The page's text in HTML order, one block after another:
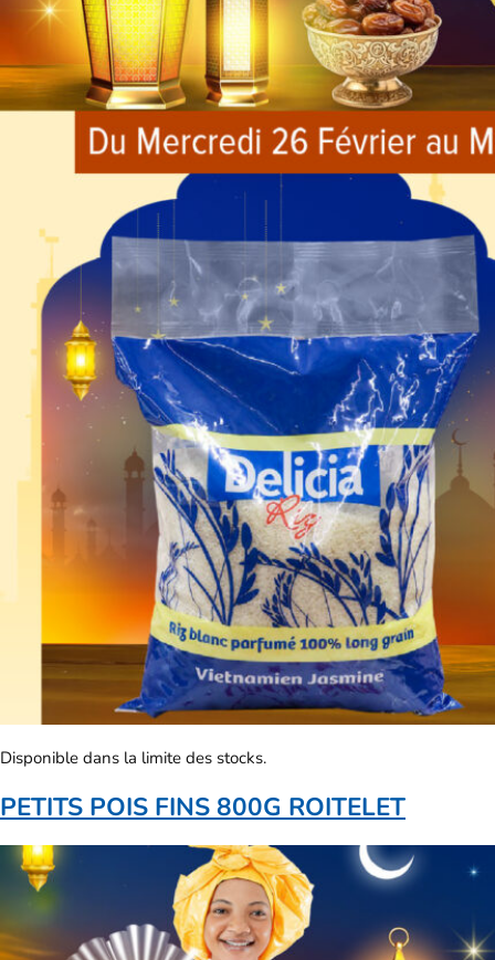
Disponible dans la limite des stocks.
PETITS POIS FINS 800G ROITELET